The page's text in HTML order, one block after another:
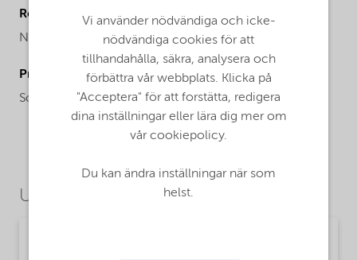
Regional availability
North America
ProductChemicalsName
Sodium Alkyl Naphthalene Sulfonate
Use Cases
Vi använder nödvändiga och icke-
nödvändiga cookies för att
tillhandahålla, säkra, analysera och
förbättra vår webbplats. Klicka på
"Acceptera" för att forstätta, redigera
dina inställningar eller lära dig mer om
vår cookiepolicy.
Du kan ändra inställningar när som
helst.